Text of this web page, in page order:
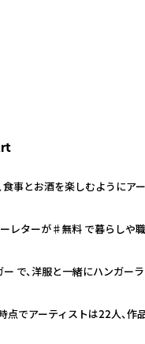
事とお酒を楽しむようにア
レターが♯無料 で暮らしや
で、洋服と一緒にハンガー
点でアーティストは22人、作